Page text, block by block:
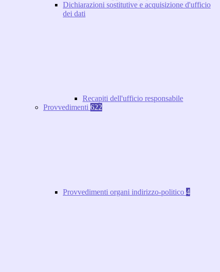
Dichiarazioni sostitutive e acquisizione d'ufficio
dei dati
Recapiti dell'ufficio responsabile
Provvedimenti 622
Provvedimenti organi indirizzo-politico 4